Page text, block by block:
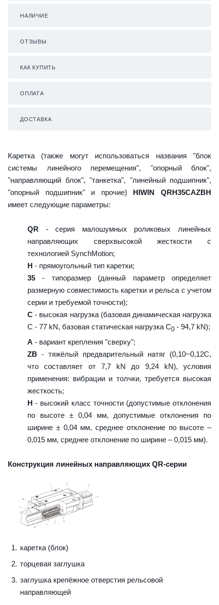
НАЛИЧИЕ
ОТЗЫВЫ
КАК КУПИТЬ
ОПЛАТА
ДОСТАВКА
Каретка (также могут использоваться названия "блок
системы линейного перемещения", "опорный блок",
"направляющий блок", "танкетка", "линейный подшипник",
"опорный подшипник" и прочие) HIWIN QRH35CAZBH
имеет следующие параметры:
QR - серия малошумных роликовых линейных
направляющих сверхвысокой жесткости с
технологией SynchMotion;
H - прямоугольный тип каретки;
35 - типоразмер (данный параметр определяет
размерную совместимость каретки и рельса с учетом
серии и требуемой точности);
C - высокая нагрузка (базовая динамическая нагрузка
C - 77 kN, базовая статическая нагрузка С0 - 94,7 kN);
A - вариант крепления "сверху";
ZB - тяжёлый предварительный натяг (0,10~0,12C,
что составляет от 7,7 kN до 9,24 kN), условия
применения: вибрации и толчки, требуется высокая
жесткость;
H - высокий класс точности (допустимые отклонения
по высоте ± 0,04 мм, допустимые отклонения по
ширине ± 0,04 мм, среднее отклонение по высоте –
0,015 мм, среднее отклонение по ширине – 0,015 мм).
Конструкция линейных направляющих QR-серии
каретка (блок)
торцевая заглушка
заглушка крепёжное отверстия рельсовой
направляющей